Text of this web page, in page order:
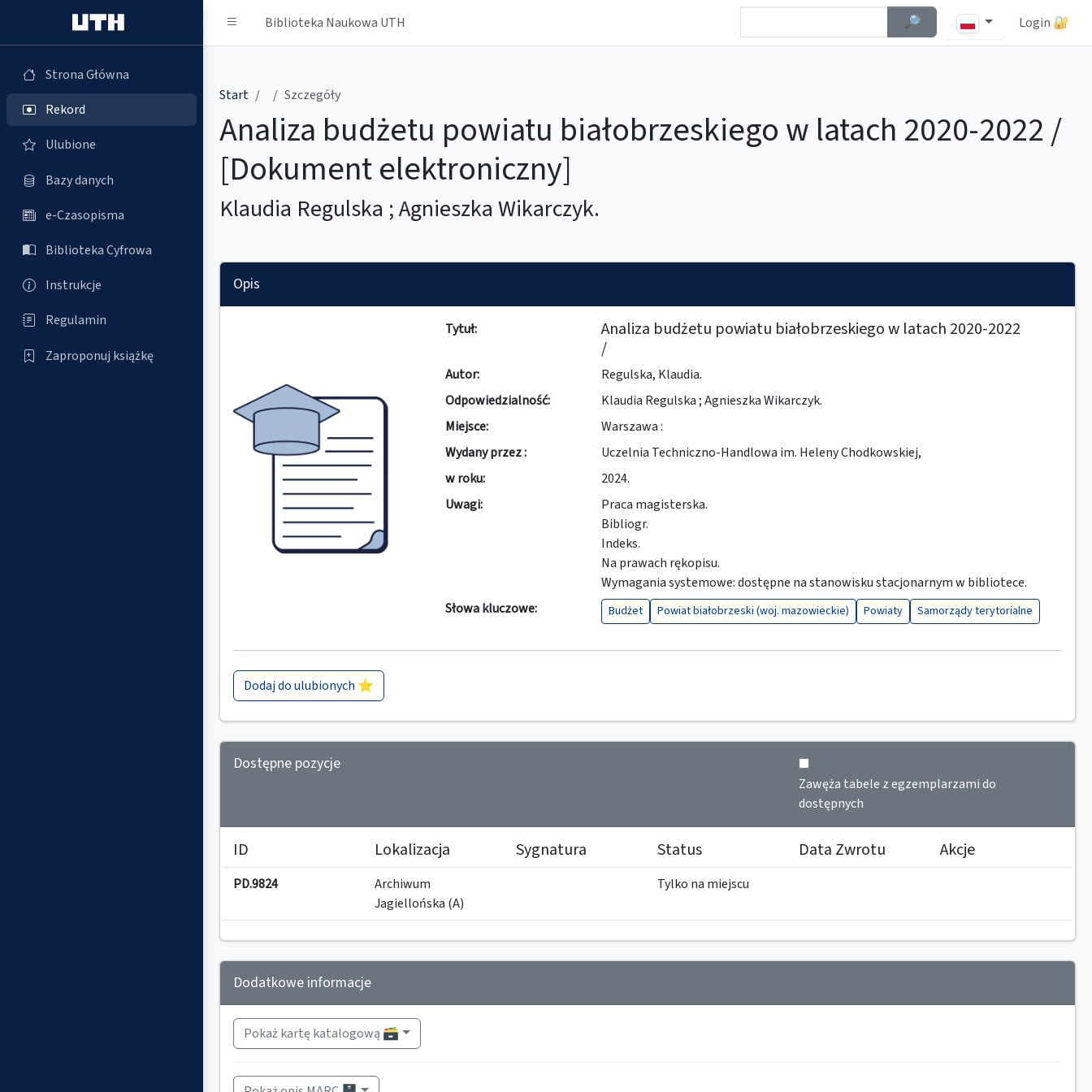
Biblioteka Naukowa UTH Szukaj
🔎︎ Login 🔐
Strona Główna
Rekord
Ulubione
Bazy danych
e-Czasopisma
Biblioteka Cyfrowa
Instrukcje
Regulamin
Zaproponuj książkę
Strona Główna
Start Szczegóły
Analiza budżetu powiatu białobrzeskiego w latach 2020-2022 /
[Dokument elektroniczny]
Klaudia Regulska ; Agnieszka Wikarczyk.
Opis
Tytuł:
Analiza budżetu powiatu białobrzeskiego w latach 2020-2022
/
Autor:
Regulska, Klaudia.
Odpowiedzialność:
Klaudia Regulska ; Agnieszka Wikarczyk.
Miejsce:
Warszawa :
Wydany przez :
Uczelnia Techniczno-Handlowa im. Heleny Chodkowskiej,
w roku:
2024.
Uwagi:
Praca magisterska.
Bibliogr.
Indeks.
Na prawach rękopisu.
Wymagania systemowe: dostępne na stanowisku stacjonarnym w bibliotece.
Słowa kluczowe:
Budżet Powiat białobrzeski (woj. mazowieckie) Powiaty Samorządy terytorialne
Dodaj do ulubionych ⭐
Dostępne pozycje
Zawęża tabele z egzemplarzami do
dostępnych
ID Lokalizacja Sygnatura Status Data Zwrotu Akcje
PD.9824
Archiwum
Jagiellońska (A)
Tylko na miejscu
Dodatkowe informacje
Pokaż kartę katalogową 🗃️